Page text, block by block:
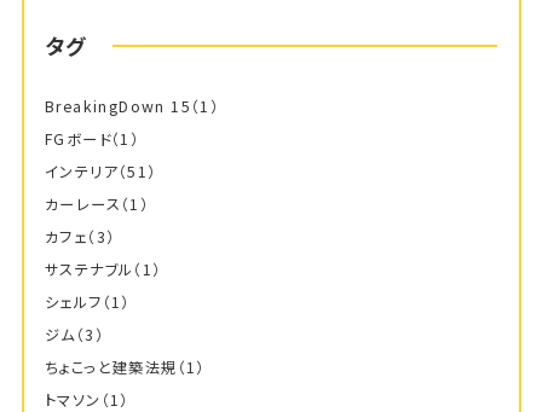
タグ
BreakingDown 15 （1）
FGボード（1）
インテリア（51）
カーレース （1）
カフェ（3）
サステナブル （1）
シェルフ （1）
ジム（3）
ちょこっと建築法規 （1）
トマソン （1）